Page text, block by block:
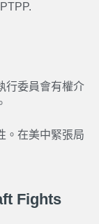
行委員會有權介
。在美中緊張局
Fights